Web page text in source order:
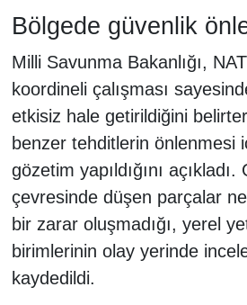
Bölgede güvenlik
Milli Savunma Bakanlığı,
koordineli çalışması
etkisiz hale getirildiğini
benzer tehditlerin önlenmesi
gözetim yapıldığını
çevresinde düşen parçalar
bir zarar oluşmadığı, yerel
birimlerinin olay yerinde
kaydedildi.